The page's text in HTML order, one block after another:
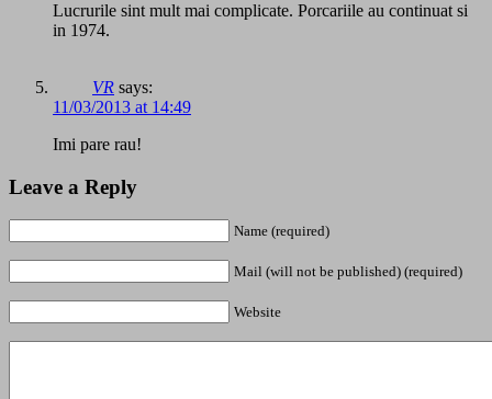
Lucrurile sint mult mai complicate. Porcariile au continuat si
in 1974.
VR says:
11/03/2013 at 14:49
Imi pare rau!
Leave a Reply
Name (required)
Mail (will not be published) (required)
Website